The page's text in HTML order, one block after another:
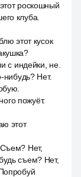
роскошный
клуба.
этот кусок
с индейки, не.
нибудь? Нет.
пожуёт.
этот
Нет,
съем? Нет,